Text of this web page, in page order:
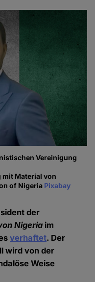
Vereinigung
Material von
of Nigeria Pixabay
der
Nigeria im
verhaftet. Der
wird von der
Weise